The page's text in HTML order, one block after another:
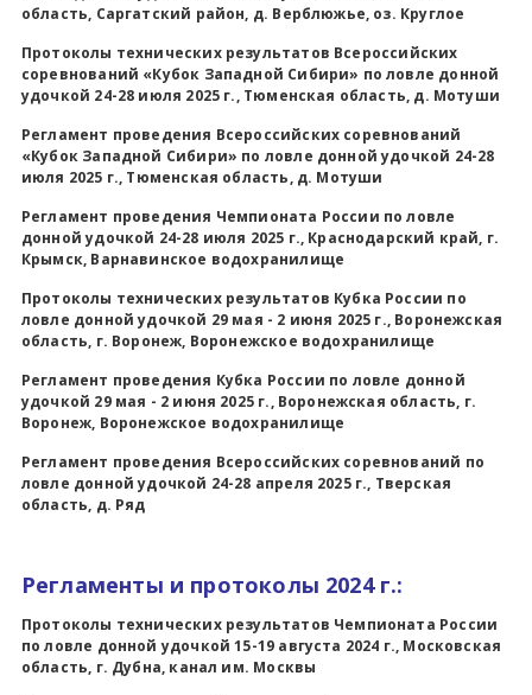
область, Саргатский район, д. Верблюжье, оз. Круглое
Протоколы технических результатов Всероссийских
соревнований «Кубок Западной Сибири» по ловле донной
удочкой 24-28 июля 2025 г., Тюменская область, д. Мотуши
Регламент проведения Всероссийских соревнований
«Кубок Западной Сибири» по ловле донной удочкой 24-28
июля 2025 г., Тюменская область, д. Мотуши
Регламент проведения Чемпионата России по ловле
донной удочкой 24-28 июля 2025 г., Краснодарский край, г.
Крымск, Варнавинское водохранилище
Протоколы технических результатов Кубка России по
ловле донной удочкой 29 мая - 2 июня 2025 г., Воронежская
область, г. Воронеж, Воронежское водохранилище
Регламент проведения Кубка России по ловле донной
удочкой 29 мая - 2 июня 2025 г., Воронежская область, г.
Воронеж, Воронежское водохранилище
Регламент проведения Всероссийских соревнований по
ловле донной удочкой 24-28 апреля 2025 г., Тверская
область, д. Ряд
Регламенты и протоколы 2024 г.:
Протоколы технических результатов Чемпионата России
по ловле донной удочкой 15-19 августа 2024 г., Московская
область, г. Дубна, канал им. Москвы